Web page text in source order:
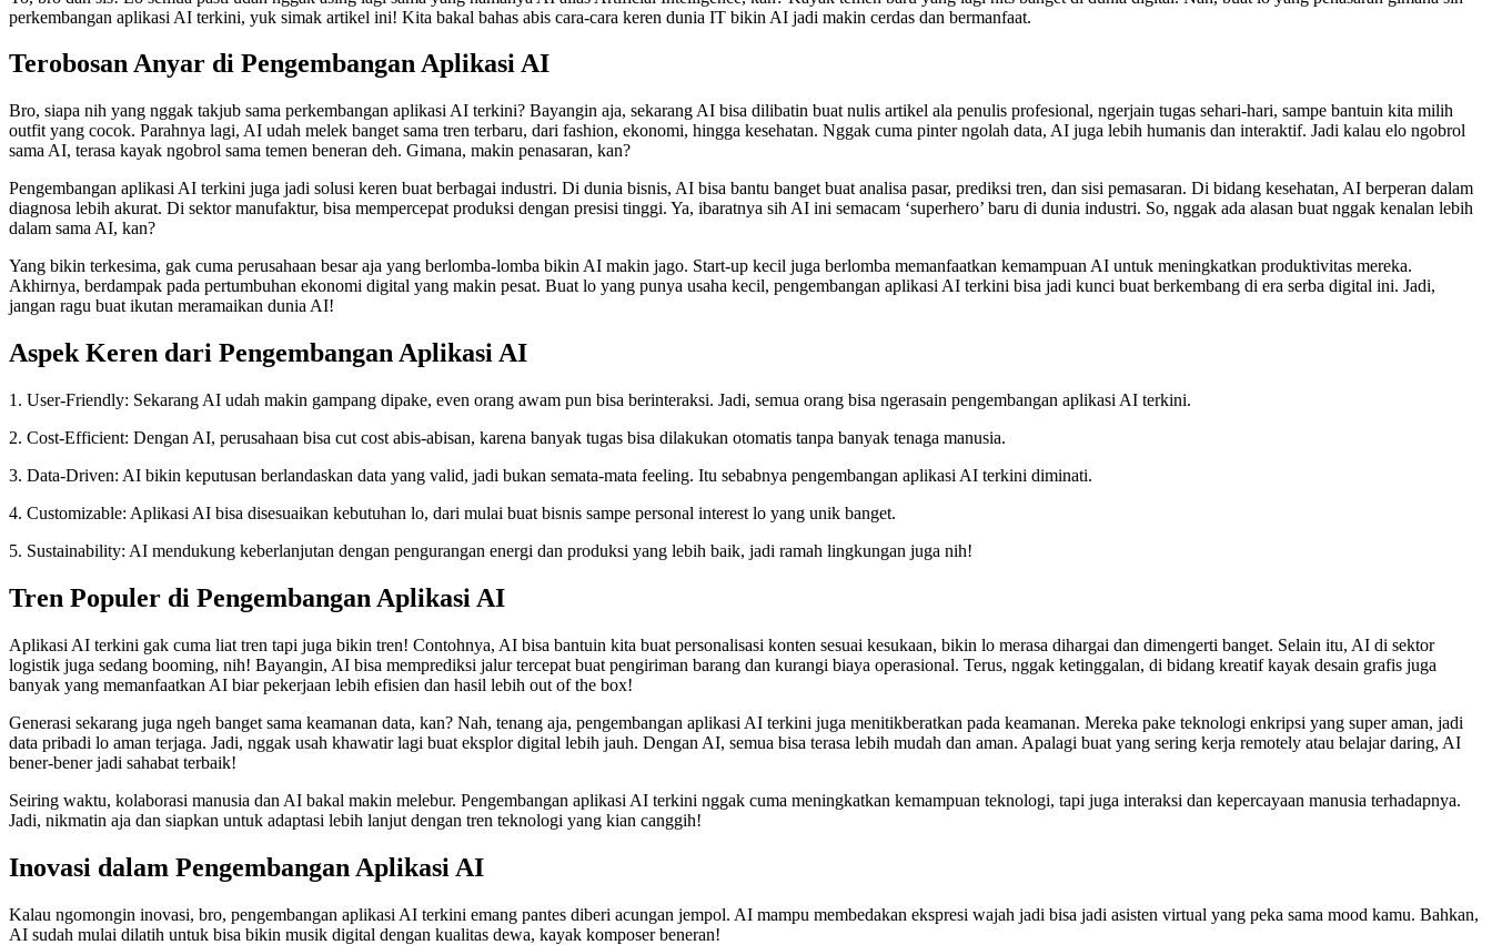
perkembangan aplikasi AI terkini, yuk simak artikel ini! Kita bakal bahas abis cara-cara keren dunia IT bikin AI jadi makin cerdas dan bermanfaat.
Terobosan Anyar di Pengembangan Aplikasi AI
Bro, siapa nih yang nggak takjub sama perkembangan aplikasi AI terkini? Bayangin aja, sekarang AI bisa dilibatin buat nulis artikel ala penulis profesional, ngerjain tugas sehari-hari, sampe bantuin kita milih
outfit yang cocok. Parahnya lagi, AI udah melek banget sama tren terbaru, dari fashion, ekonomi, hingga kesehatan. Nggak cuma pinter ngolah data, AI juga lebih humanis dan interaktif. Jadi kalau elo ngobrol
sama AI, terasa kayak ngobrol sama temen beneran deh. Gimana, makin penasaran, kan?
Pengembangan aplikasi AI terkini juga jadi solusi keren buat berbagai industri. Di dunia bisnis, AI bisa bantu banget buat analisa pasar, prediksi tren, dan sisi pemasaran. Di bidang kesehatan, AI berperan dalam
diagnosa lebih akurat. Di sektor manufaktur, bisa mempercepat produksi dengan presisi tinggi. Ya, ibaratnya sih AI ini semacam ‘superhero’ baru di dunia industri. So, nggak ada alasan buat nggak kenalan lebih
dalam sama AI, kan?
Yang bikin terkesima, gak cuma perusahaan besar aja yang berlomba-lomba bikin AI makin jago. Start-up kecil juga berlomba memanfaatkan kemampuan AI untuk meningkatkan produktivitas mereka.
Akhirnya, berdampak pada pertumbuhan ekonomi digital yang makin pesat. Buat lo yang punya usaha kecil, pengembangan aplikasi AI terkini bisa jadi kunci buat berkembang di era serba digital ini. Jadi,
jangan ragu buat ikutan meramaikan dunia AI!
Aspek Keren dari Pengembangan Aplikasi AI
1. User-Friendly: Sekarang AI udah makin gampang dipake, even orang awam pun bisa berinteraksi. Jadi, semua orang bisa ngerasain pengembangan aplikasi AI terkini.
2. Cost-Efficient: Dengan AI, perusahaan bisa cut cost abis-abisan, karena banyak tugas bisa dilakukan otomatis tanpa banyak tenaga manusia.
3. Data-Driven: AI bikin keputusan berlandaskan data yang valid, jadi bukan semata-mata feeling. Itu sebabnya pengembangan aplikasi AI terkini diminati.
4. Customizable: Aplikasi AI bisa disesuaikan kebutuhan lo, dari mulai buat bisnis sampe personal interest lo yang unik banget.
5. Sustainability: AI mendukung keberlanjutan dengan pengurangan energi dan produksi yang lebih baik, jadi ramah lingkungan juga nih!
Tren Populer di Pengembangan Aplikasi AI
Aplikasi AI terkini gak cuma liat tren tapi juga bikin tren! Contohnya, AI bisa bantuin kita buat personalisasi konten sesuai kesukaan, bikin lo merasa dihargai dan dimengerti banget. Selain itu, AI di sektor
logistik juga sedang booming, nih! Bayangin, AI bisa memprediksi jalur tercepat buat pengiriman barang dan kurangi biaya operasional. Terus, nggak ketinggalan, di bidang kreatif kayak desain grafis juga
banyak yang memanfaatkan AI biar pekerjaan lebih efisien dan hasil lebih out of the box!
Generasi sekarang juga ngeh banget sama keamanan data, kan? Nah, tenang aja, pengembangan aplikasi AI terkini juga menitikberatkan pada keamanan. Mereka pake teknologi enkripsi yang super aman, jadi
data pribadi lo aman terjaga. Jadi, nggak usah khawatir lagi buat eksplor digital lebih jauh. Dengan AI, semua bisa terasa lebih mudah dan aman. Apalagi buat yang sering kerja remotely atau belajar daring, AI
bener-bener jadi sahabat terbaik!
Seiring waktu, kolaborasi manusia dan AI bakal makin melebur. Pengembangan aplikasi AI terkini nggak cuma meningkatkan kemampuan teknologi, tapi juga interaksi dan kepercayaan manusia terhadapnya.
Jadi, nikmatin aja dan siapkan untuk adaptasi lebih lanjut dengan tren teknologi yang kian canggih!
Inovasi dalam Pengembangan Aplikasi AI
Kalau ngomongin inovasi, bro, pengembangan aplikasi AI terkini emang pantes diberi acungan jempol. AI mampu membedakan ekspresi wajah jadi bisa jadi asisten virtual yang peka sama mood kamu. Bahkan,
AI sudah mulai dilatih untuk bisa bikin musik digital dengan kualitas dewa, kayak komposer beneran!